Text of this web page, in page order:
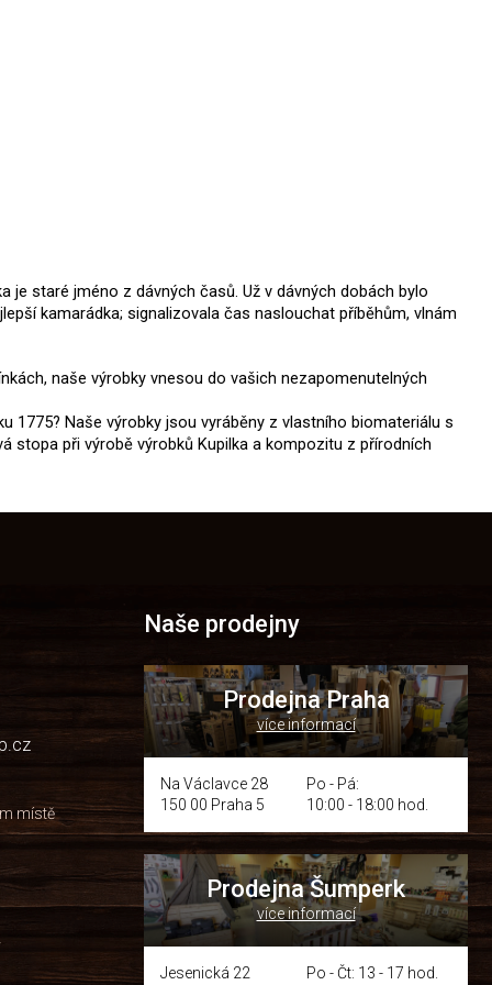
je staré jméno z dávných časů. Už v dávných dobách bylo
kamarádka; signalizovala čas naslouchat příběhům, vlnám
naše výrobky vnesou do vašich nezapomenutelných
1775? Naše výrobky jsou vyráběny z vlastního biomateriálu s
stopa při výrobě výrobků Kupilka a kompozitu z přírodních
místě
Naše prodejny
Prodejna Praha
více informací
Na Václavce 28
150 00 Praha 5
Po - Pá:
10:00 - 18:00 hod.
Prodejna Šumperk
více informací
Jesenická 22 Po - Čt: 13 - 17 hod.